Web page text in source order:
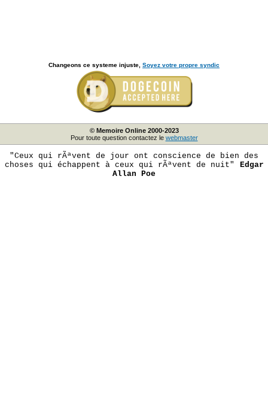
Changeons ce systeme injuste, Soyez votre propre syndic
© Memoire Online 2000-2023
Pour toute question contactez le webmaster
"Ceux qui rÃªvent de jour ont conscience de bien des
choses qui échappent à ceux qui rÃªvent de nuit"
Edgar
Allan Poe